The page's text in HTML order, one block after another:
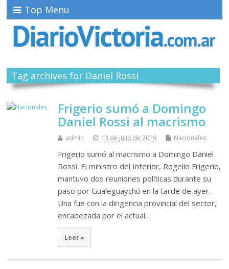
Top Menu
Tag archives for Daniel Rossi
Frigerio sumó a Domingo
Daniel Rossi al macrismo
admin 13 de julio de 2019 Nacionales
Frigerio sumó al macrismo a Domingo Daniel
Rossi. El ministro del Interior, Rogelio Frigerio,
mantuvo dos reuniones políticas durante su
paso por Gualeguaychú en la tarde de ayer.
Una fue con la dirigencia provincial del sector,
encabezada por el actual…
Leer »